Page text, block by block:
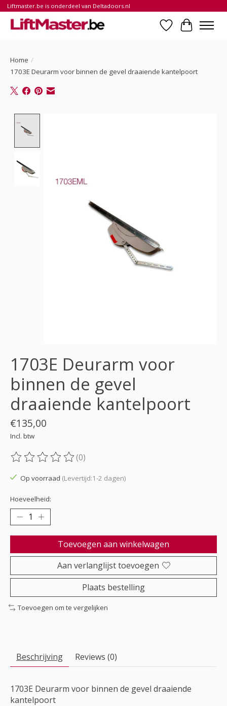
Liftmaster.be is onderdeel van Deltadoors.nl
Verlanglijst
Home /
1703E Deurarm voor binnen de gevel draaiende kantelpoort
1703E Deurarm voor
binnen de gevel
draaiende kantelpoort
€135,00
Incl. btw
De beoordeling van dit product is
(0)
Op voorraad (Levertijd:1-2 dagen)
Hoeveelheid:
Toevoegen aan winkelwagen
Aan verlanglijst toevoegen
Plaats bestelling
Toevoegen om te vergelijken
Beschrijving Reviews (0)
1703E Deurarm voor binnen de gevel draaiende
kantelpoort